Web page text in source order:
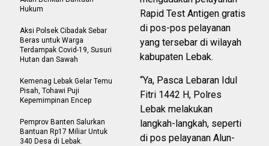
Rapid Test Antigen gratis
di pos-pos pelayanan
yang tersebar di wilayah
kabupaten Lebak.
“Ya, Pasca Lebaran Idul
Fitri 1442 H, Polres
Lebak melakukan
langkah-langkah, seperti
di pos pelayanan Alun-
Hukum
Aksi Polsek Cibadak Sebar
Beras untuk Warga
Terdampak Covid-19, Susuri
Hutan dan Sawah
Kemenag Lebak Gelar Temu
Pisah, Tohawi Puji
Kepemimpinan Encep
Pemprov Banten Salurkan
Bantuan Rp17 Miliar Untuk
340 Desa di Lebak.